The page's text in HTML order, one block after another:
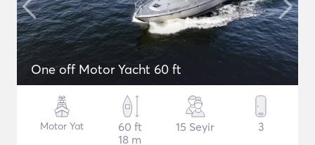
One off Motor Yacht 60 ft
Motor Yat
60 ft
18 m
15 Seyir 3